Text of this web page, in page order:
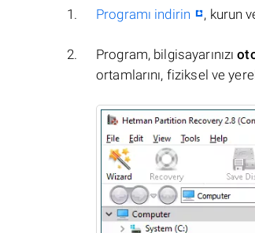
Programı indirin , kurun
Program, bilgisayarınızı
ortamlarını, fiziksel ve